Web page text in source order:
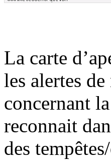
La carte
les alertes
concernant
reconnait
des